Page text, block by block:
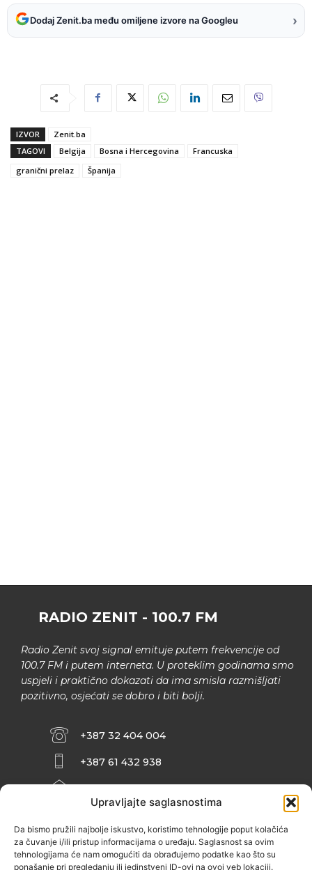
Upravljajte saglasnostima
Da bismo pružili najbolje iskustvo, koristimo tehnologije poput kolačića
za čuvanje i/ili pristup informacijama o uređaju. Saglasnost sa ovim
tehnologijama će nam omogućiti da obrađujemo podatke kao što su
ponašanje pri pregledanju ili jedinstveni ID-ovi na ovoj veb lokaciji.
Dodaj Zenit.ba među omiljene izvore na Googleu ›
IZVOR
Zenit.ba
TAGOVI
Belgija Bosna i Hercegovina
Francuska
granični prelaz
Španija
RADIO ZENIT - 100.7 FM
Radio Zenit svoj signal emituje putem frekvencije od
100.7 FM i putem interneta. U proteklim godinama smo
uspjeli i praktično dokazati da ima smisla razmišljati
pozitivno, osjećati se dobro i biti bolji.
+387 32 404 004
+387 61 432 938
INFO@ZENIT.BA
ZENIČANKA, 3. SPRAT), 72000 ZENICA